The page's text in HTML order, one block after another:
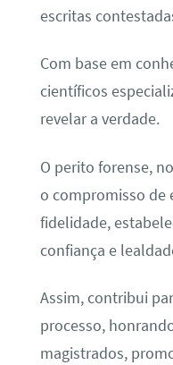
escritas
Com base em
científicos
revelar a verdade.
O perito forense,
o compromisso de
fidelidade,
confiança e
Assim, contribui
processo,
magistrados,